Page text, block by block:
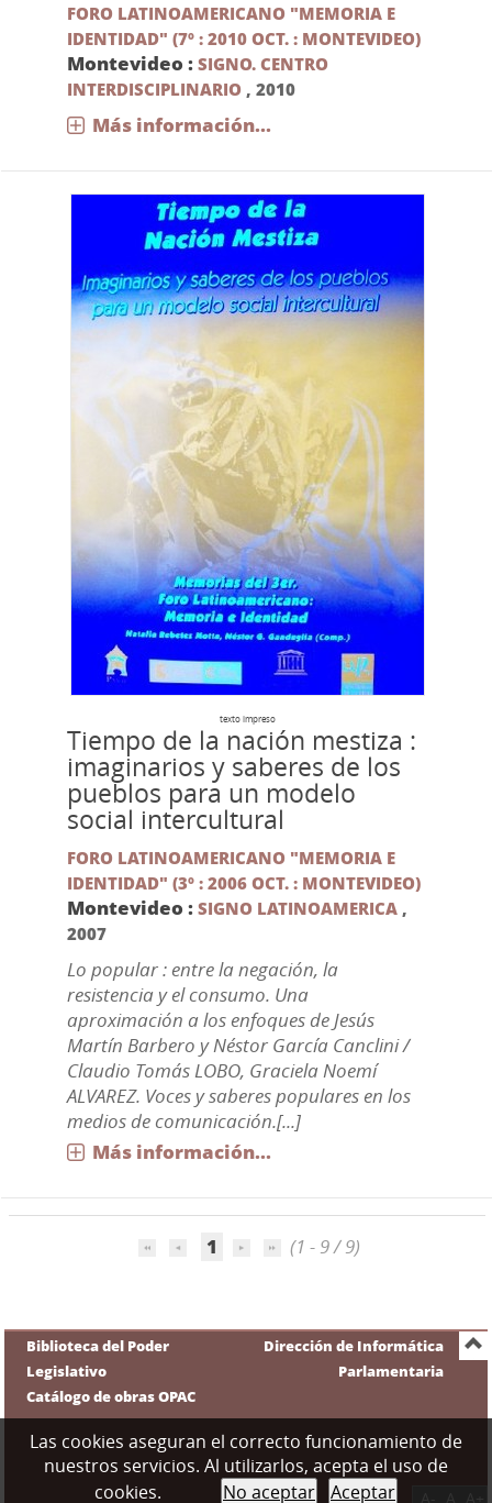
FORO LATINOAMERICANO "MEMORIA E
IDENTIDAD" (7º : 2010 OCT. : MONTEVIDEO)
Montevideo : SIGNO. CENTRO
INTERDISCIPLINARIO , 2010
Más información...
texto impreso
Tiempo de la nación mestiza :
imaginarios y saberes de los
pueblos para un modelo
social intercultural
FORO LATINOAMERICANO "MEMORIA E
IDENTIDAD" (3º : 2006 OCT. : MONTEVIDEO)
Montevideo : SIGNO LATINOAMERICA,
2007
Lo popular : entre la negación, la
resistencia y el consumo. Una
aproximación a los enfoques de Jesús
Martín Barbero y Néstor García Canclini /
Claudio Tomás LOBO, Graciela Noemí
ALVAREZ. Voces y saberes populares en los
medios de comunicación.[...]
Más información...
1 (1 - 9 / 9)
Biblioteca del Poder
Legislativo
Catálogo de obras OPAC
Dirección de Informática
Parlamentaria
Las cookies aseguran el correcto funcionamiento de
nuestros servicios. Al utilizarlos, acepta el uso de
cookies.
No aceptar Aceptar